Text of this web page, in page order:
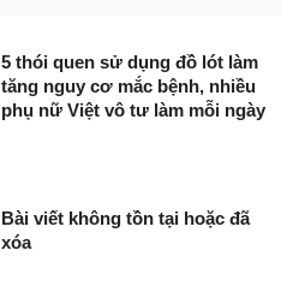
5 thói quen sử dụng đồ lót làm
tăng nguy cơ mắc bệnh, nhiều
phụ nữ Việt vô tư làm mỗi ngày
Bài viết không tồn tại hoặc đã
xóa